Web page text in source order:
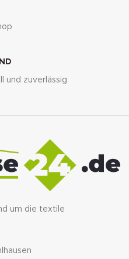
und zuverlässig
um die textile